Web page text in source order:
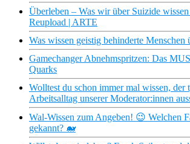
Überleben – Was wir über Suizide
Reupload | ARTE
Was wissen geistig behinderte Menschen
Gamechanger Abnehmspritzen: Das
Quarks
Wolltest du schon immer mal wissen, der
Arbeitsalltag unserer Moderator:innen
Wal-Wissen zum Angeben! 😉 Welchen
gekannt? 🐋